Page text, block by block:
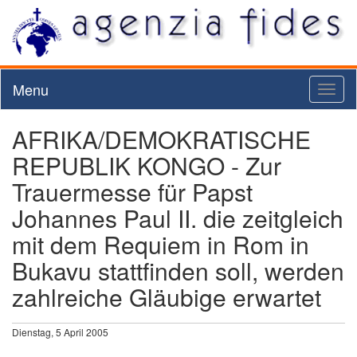
Menu
AFRIKA/DEMOKRATISCHE
REPUBLIK KONGO - Zur
Trauermesse für Papst
Johannes Paul II. die zeitgleich
mit dem Requiem in Rom in
Bukavu stattfinden soll, werden
zahlreiche Gläubige erwartet
Dienstag, 5 April 2005